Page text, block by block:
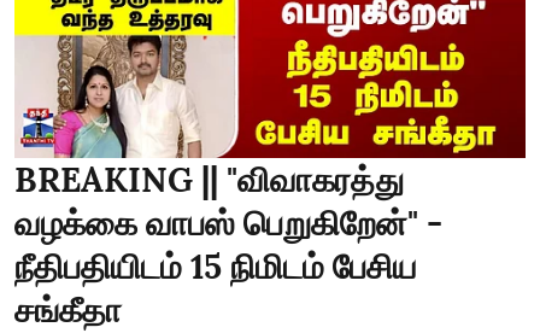
BREAKING || "விவாகரத்து
வழக்கை வாபஸ் பெறுகிறேன்" -
நீதிபதியிடம் 15 நிமிடம் பேசிய
சங்கீதா